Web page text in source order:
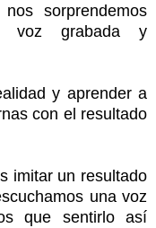
sorprendemos
voz grabada y
y aprender a
con el resultado
imitar un resultado
una voz
que sentirlo así